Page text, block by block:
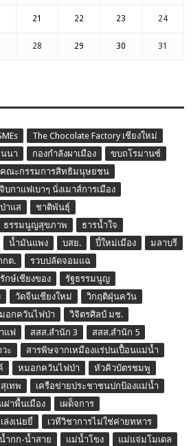
21 22 23 24
28 29 30 31
The Chocolate Factory เชียงใหม่
นา กองกำลังผาเมือง
ขบถโรมานซ์
คณะกรรมการสิทธิมนุษยชน
จิบกาแฟเบาๆ นั่งเมาส์การเมือง
าแส
ชาติพันธุ์
ธรรมนูญสุขภาพ
ธารน้ำใจ
น้ำมันแพง บสย. ปี๋ใหม่เมือง
มลาบรี
กต.
รวบปลัดจอมแฉ
รักษ์เชียงของ
รัฐธรรมนูญ
วัดจีนเชียงใหม่
วิกฤติฝุ่นควัน
อกควันไฟป่า
วิจิตรศิลป์ มช.
แฟ สสส.สำนัก 3
สสส.สำนัก 5
ะ
สารพิษจากเหมืองแร่ปนเปื้อนแม่น้ำ
หมอกควันไฟป่า
หัวคิวบัตรชมพู
เทพ
เครือข่ายประชาชนปกป้องแม่น้ำ
ผ่าพื้นเมือง
เผด็จการ
เล่งเน่ยยี่
เวทีวิชาการไม่ใช่ค่ายทหาร
ำกก-น้ำสาย แม่น้ำโขง
แม่แจ่มโมเดล